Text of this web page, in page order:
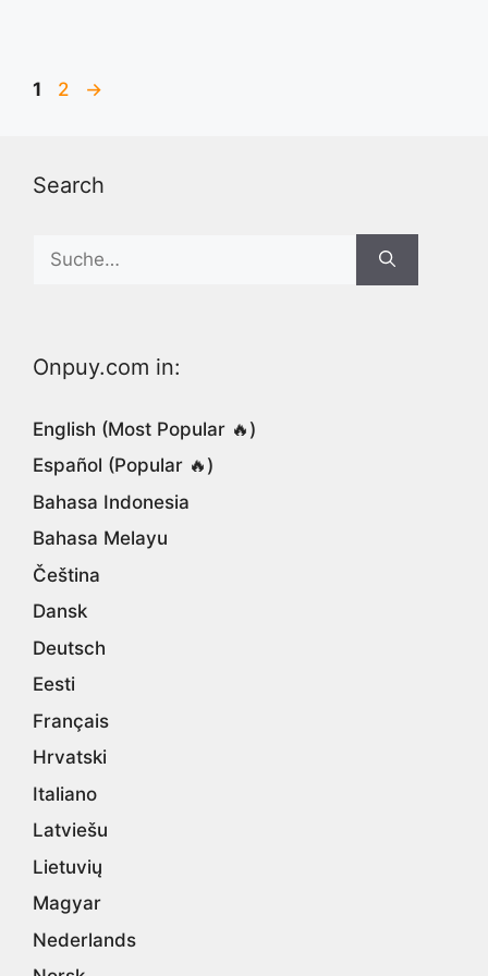
Page
1 Page
2 →
Search
for:
Onpuy.com in:
English (Most Popular 🔥)
Español (Popular 🔥)
Bahasa Indonesia
Bahasa Melayu
Čeština
Dansk
Deutsch
Eesti
Français
Hrvatski
Italiano
Latviešu
Lietuvių
Magyar
Nederlands